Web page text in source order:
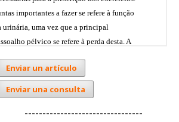
Enviar un artículo
Enviar una consulta
---------------------------------